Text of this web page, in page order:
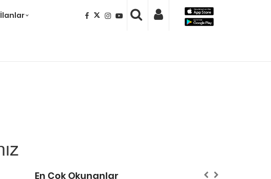
İlanlar
En Çok Okunanlar